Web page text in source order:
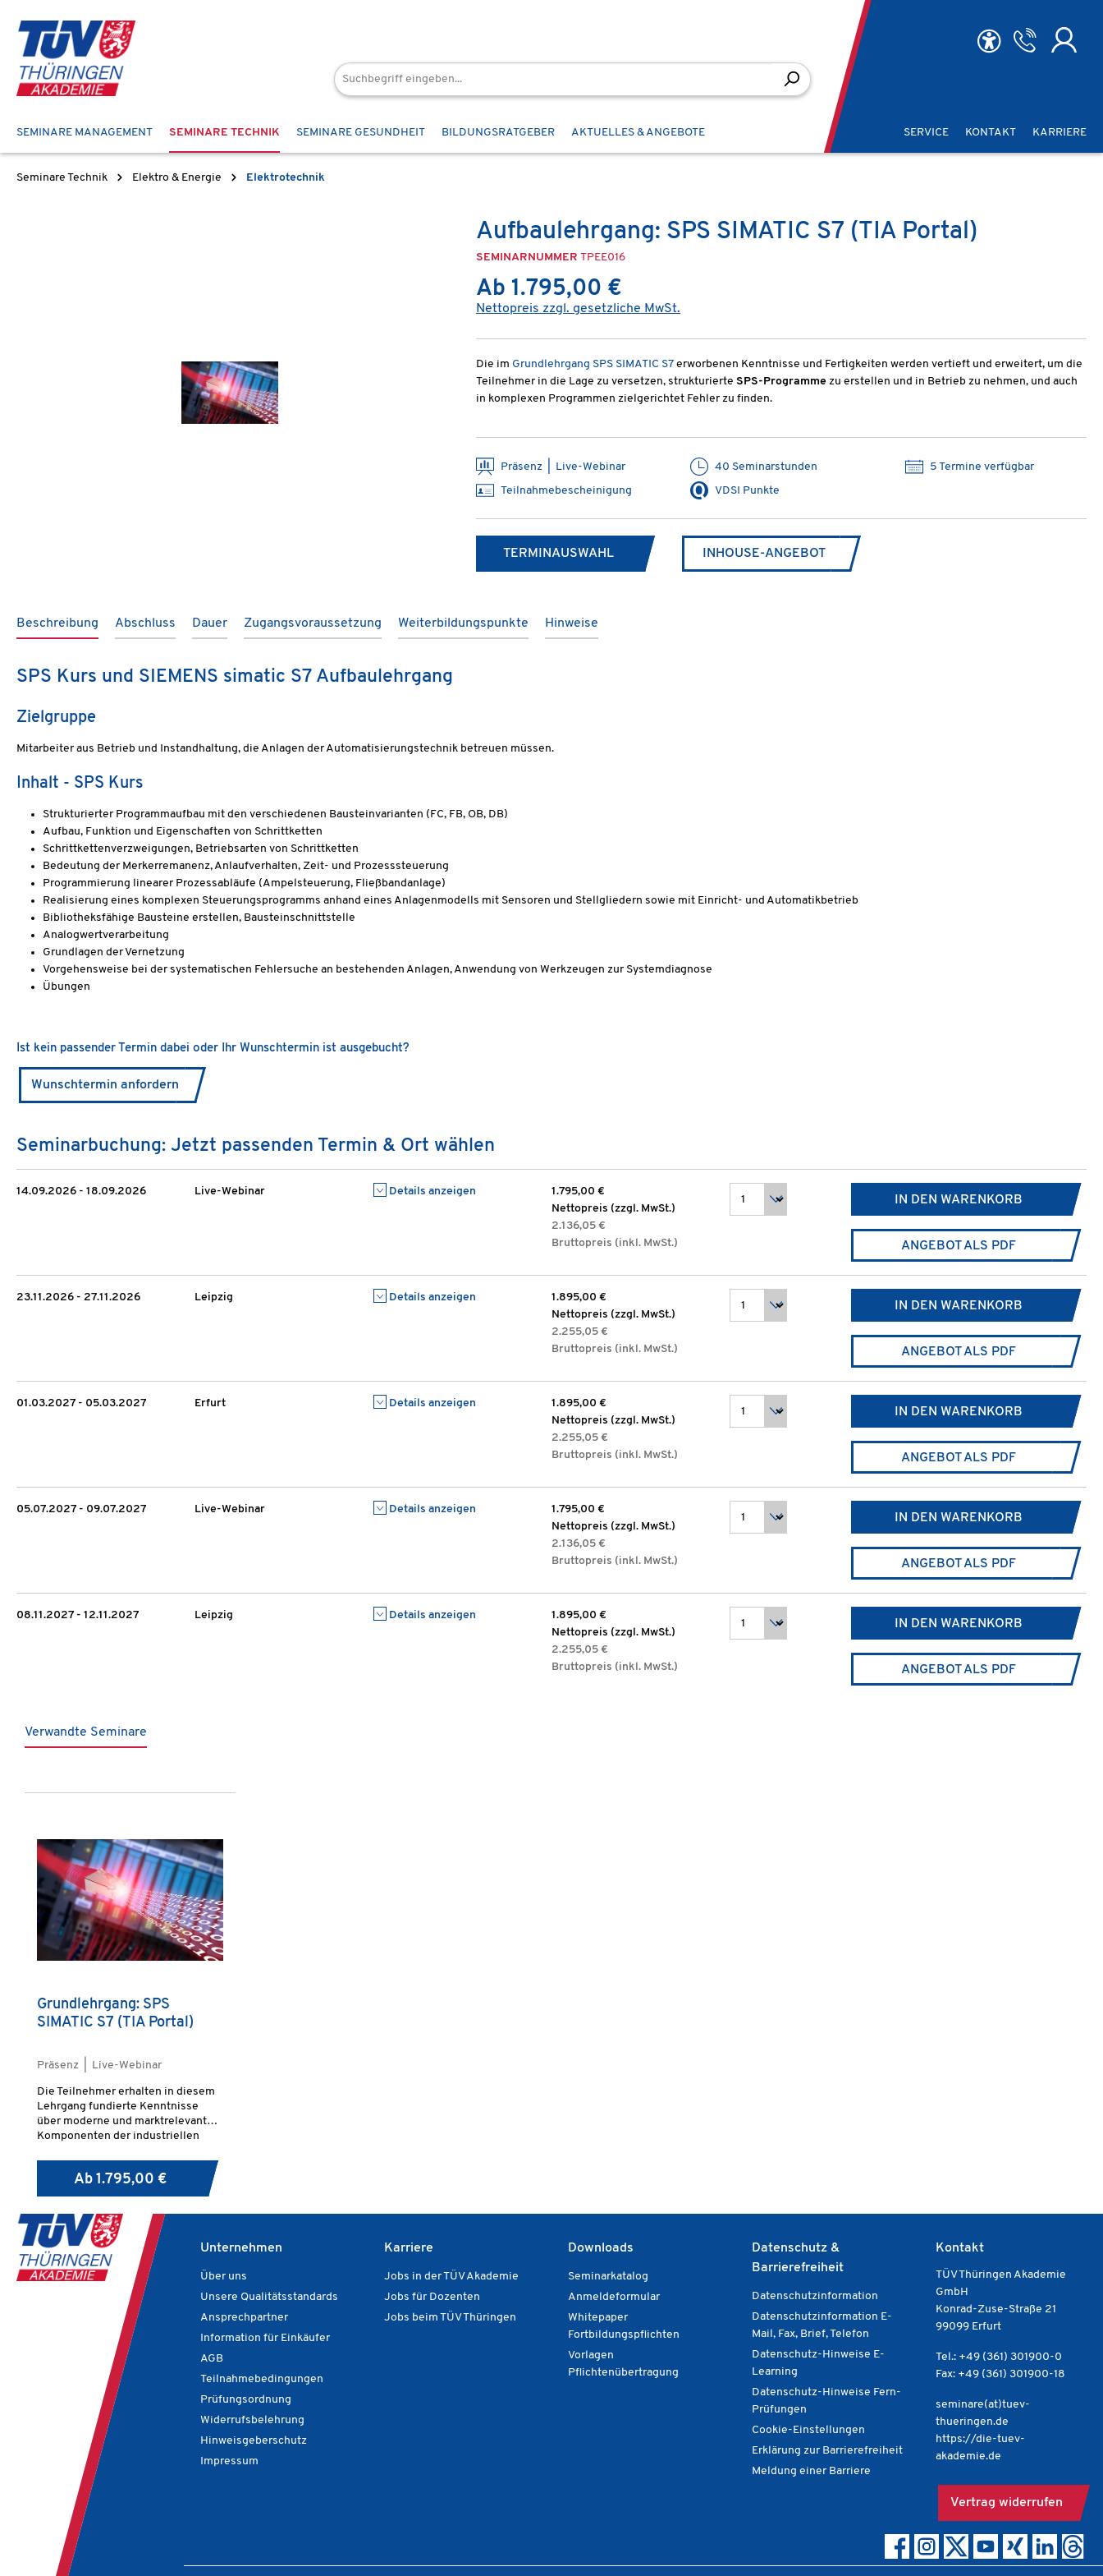
Hauptinhalt springen
Zur Suche springen
Zur Hauptnavigation springen
SEMINARE MANAGEMENT SEMINARE TECHNIK SEMINARE GESUNDHEIT BILDUNGSRATGEBER AKTUELLES & ANGEBOTE SERVICE KONTAKT KARRIERE
Seminare Technik Elektro & Energie Elektrotechnik
Aufbaulehrgang: SPS SIMATIC S7 (TIA Portal)
SEMINARNUMMER TPEE016
Ab 1.795,00 €
Nettopreis zzgl. gesetzliche MwSt.
Die im Grundlehrgang SPS SIMATIC S7 erworbenen Kenntnisse und Fertigkeiten werden vertieft und erweitert, um die
Teilnehmer in die Lage zu versetzen, strukturierte SPS-Programme zu erstellen und in Betrieb zu nehmen, und auch
in komplexen Programmen zielgerichtet Fehler zu finden.
Präsenz | Live-Webinar 40 Seminarstunden
5 Termine verfügbar
Teilnahmebescheinigung
VDSI Punkte
TERMINAUSWAHL INHOUSE-ANGEBOT
Beschreibung Abschluss Dauer Zugangsvoraussetzung Weiterbildungspunkte Hinweise
SPS Kurs und SIEMENS simatic S7 Aufbaulehrgang
Zielgruppe
Mitarbeiter aus Betrieb und Instandhaltung, die Anlagen der Automatisierungstechnik betreuen müssen.
Inhalt - SPS Kurs
Strukturierter Programmaufbau mit den verschiedenen Bausteinvarianten (FC, FB, OB, DB)
Aufbau, Funktion und Eigenschaften von Schrittketten
Schrittkettenverzweigungen, Betriebsarten von Schrittketten
Bedeutung der Merkerremanenz, Anlaufverhalten, Zeit- und Prozesssteuerung
Programmierung linearer Prozessabläufe (Ampelsteuerung, Fließbandanlage)
Realisierung eines komplexen Steuerungsprogramms anhand eines Anlagenmodells mit Sensoren und Stellgliedern sowie mit Einricht- und Automatikbetrieb
Bibliotheksfähige Bausteine erstellen, Bausteinschnittstelle
Analogwertverarbeitung
Grundlagen der Vernetzung
Vorgehensweise bei der systematischen Fehlersuche an bestehenden Anlagen, Anwendung von Werkzeugen zur Systemdiagnose
Übungen
Ist kein passender Termin dabei oder Ihr Wunschtermin ist ausgebucht?
Wunschtermin anfordern
Seminarbuchung: Jetzt passenden Termin & Ort wählen
14.09.2026 - 18.09.2026 Live-Webinar Details anzeigen
1.795,00 €
Nettopreis (zzgl. MwSt.)
2.136,05 €
Bruttopreis (inkl. MwSt.)
IN DEN WARENKORB
ANGEBOT ALS PDF
23.11.2026 - 27.11.2026 Leipzig Details anzeigen
1.895,00 €
Nettopreis (zzgl. MwSt.)
2.255,05 €
Bruttopreis (inkl. MwSt.)
IN DEN WARENKORB
ANGEBOT ALS PDF
01.03.2027 - 05.03.2027 Erfurt Details anzeigen
1.895,00 €
Nettopreis (zzgl. MwSt.)
2.255,05 €
Bruttopreis (inkl. MwSt.)
IN DEN WARENKORB
ANGEBOT ALS PDF
05.07.2027 - 09.07.2027 Live-Webinar Details anzeigen
1.795,00 €
Nettopreis (zzgl. MwSt.)
2.136,05 €
Bruttopreis (inkl. MwSt.)
IN DEN WARENKORB
ANGEBOT ALS PDF
08.11.2027 - 12.11.2027 Leipzig Details anzeigen
1.895,00 €
Nettopreis (zzgl. MwSt.)
2.255,05 €
Bruttopreis (inkl. MwSt.)
IN DEN WARENKORB
ANGEBOT ALS PDF
Verwandte Seminare
Grundlehrgang: SPS
SIMATIC S7 (TIA Portal)
Präsenz | Live-Webinar
Die Teilnehmer erhalten in diesem
Lehrgang fundierte Kenntnisse
über moderne und marktrelevante
Komponenten der industriellen
SIMATIC S7 SPS (300er, 400er,
1500er und 1200er) gesteuert
Ab 1.795,00 €
Unternehmen
Über uns
Unsere Qualitätsstandards
Ansprechpartner
Information für Einkäufer
AGB
Teilnahmebedingungen
Prüfungsordnung
Widerrufsbelehrung
Hinweisgeberschutz
Impressum
Karriere
Jobs in der TÜV Akademie
Jobs für Dozenten
Jobs beim TÜV Thüringen
Downloads
Seminarkatalog
Anmeldeformular
Whitepaper
Fortbildungspflichten
Vorlagen
Pflichtenübertragung
Datenschutz &
Barrierefreiheit
Datenschutzinformation
Datenschutzinformation E-
Mail, Fax, Brief, Telefon
Datenschutz-Hinweise E-
Learning
Datenschutz-Hinweise Fern-
Prüfungen
Cookie-Einstellungen
Erklärung zur Barrierefreiheit
Meldung einer Barriere
Kontakt
TÜV Thüringen Akademie
GmbH
Konrad-Zuse-Straße 21
99099 Erfurt
Tel.: +49 (361) 301900-0
Fax: +49 (361) 301900-18
seminare(at)tuev-
thueringen.de
https://die-tuev-
akademie.de
Vertrag widerrufen